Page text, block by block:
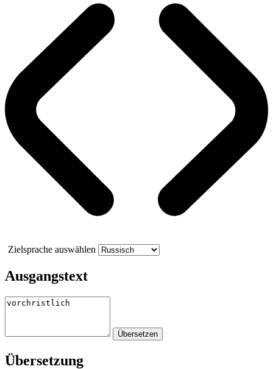
Zielsprache auswählen
Ausgangstext
Übersetzung